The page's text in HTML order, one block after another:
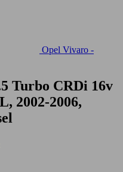
Opel Vivaro -
Turbo CRDi 16v
2002-2006,